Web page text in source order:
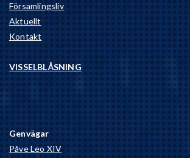
Församlingsliv
Aktuellt
Kontakt
VISSELBLÅSNING
Genvägar
Påve Leo XIV